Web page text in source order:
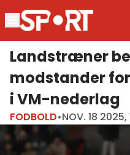
Landstræner
modstander
i VM-nederlag
FODBOLD•NOV. 18 2025,